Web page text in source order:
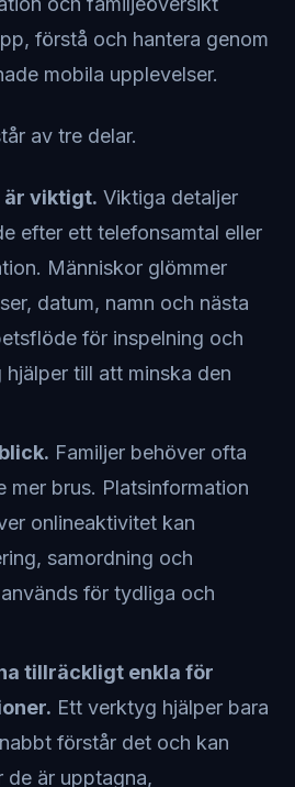
förstå och hantera genom
mobila upplevelser.
av tre delar.
är viktigt. Viktiga detaljer
efter ett telefonsamtal eller
Människor glömmer
datum, namn och nästa
för inspelning och
hjälper till att minska den
Familjer behöver ofta
mer brus. Platsinformation
onlineaktivitet kan
samordning och
för tydliga och
tillräckligt enkla för
Ett verktyg hjälper bara
förstår det och kan
de är upptagna,